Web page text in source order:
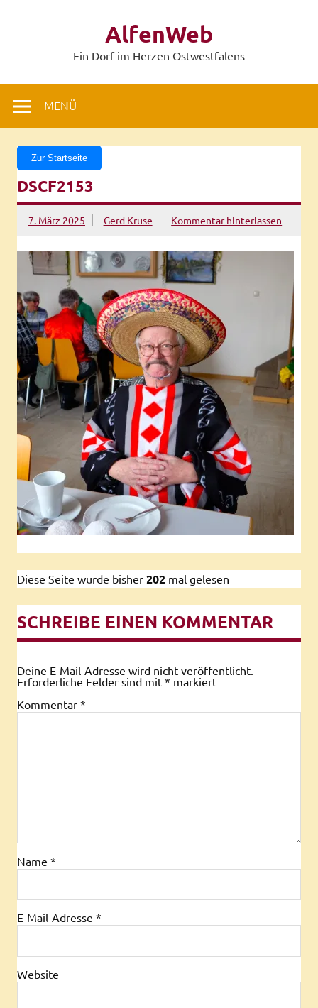
AlfenWeb
Ein Dorf im Herzen Ostwestfalens
MENÜ
Zur Startseite
DSCF2153
7. März 2025 Gerd Kruse Kommentar hinterlassen
Diese Seite wurde bisher 202 mal gelesen
SCHREIBE EINEN KOMMENTAR
Deine E-Mail-Adresse wird nicht veröffentlicht.
Erforderliche Felder sind mit * markiert
Kommentar *
Name *
E-Mail-Adresse *
Website